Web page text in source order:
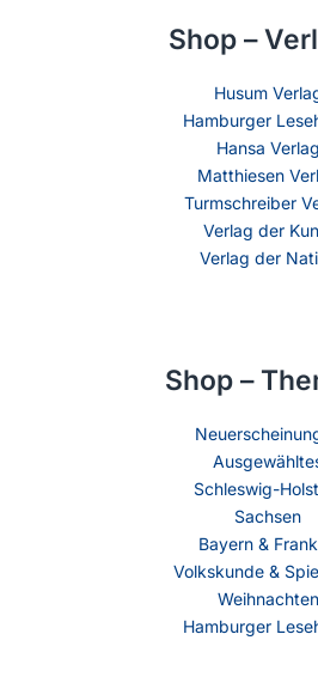
Shop –
Husum
Hamburger
Hansa Verlag
Matthiesen
Turmschreiber
Verlag der
Verlag der
Shop –
Schleswig-
Sachsen
Bayern &
Volkskunde &
Weihnachten
Hamburger